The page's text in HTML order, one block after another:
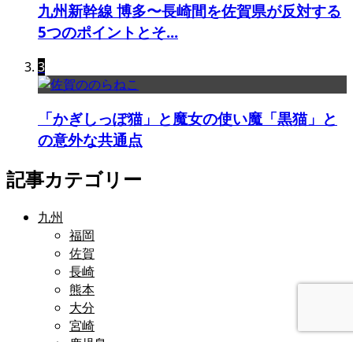
九州新幹線 博多〜長崎間を佐賀県が反対する
5つのポイントとそ...
3
「かぎしっぽ猫」と魔女の使い魔「黒猫」と
の意外な共通点
記事カテゴリー
九州
福岡
佐賀
長崎
熊本
大分
宮崎